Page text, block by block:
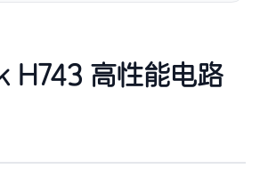
H743 高性能电路